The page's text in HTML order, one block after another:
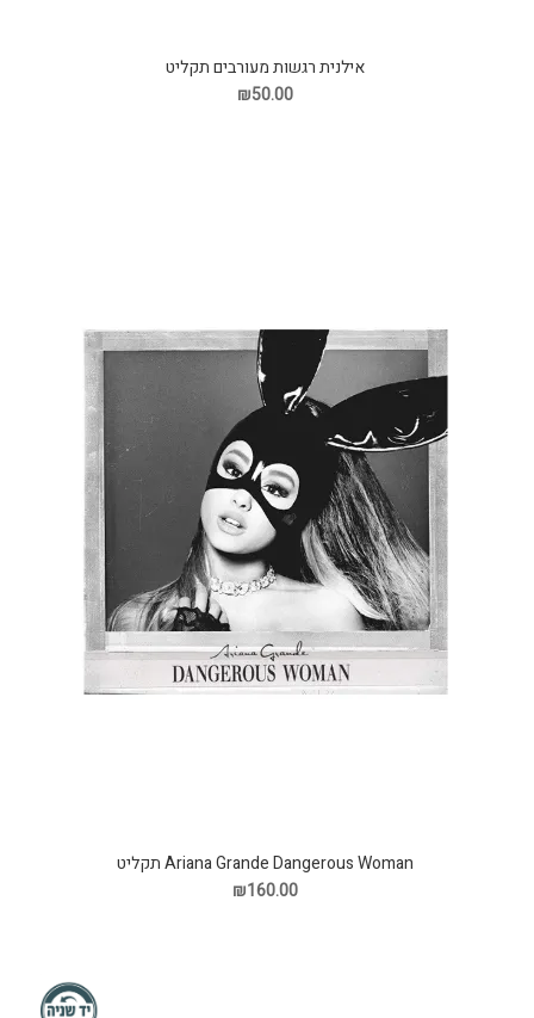
אילנית רגשות מעורבים תקליט
₪50.00
Ariana Grande Dangerous Woman תקליט
₪160.00